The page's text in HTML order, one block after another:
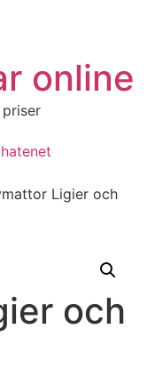
online
Ligier och
och